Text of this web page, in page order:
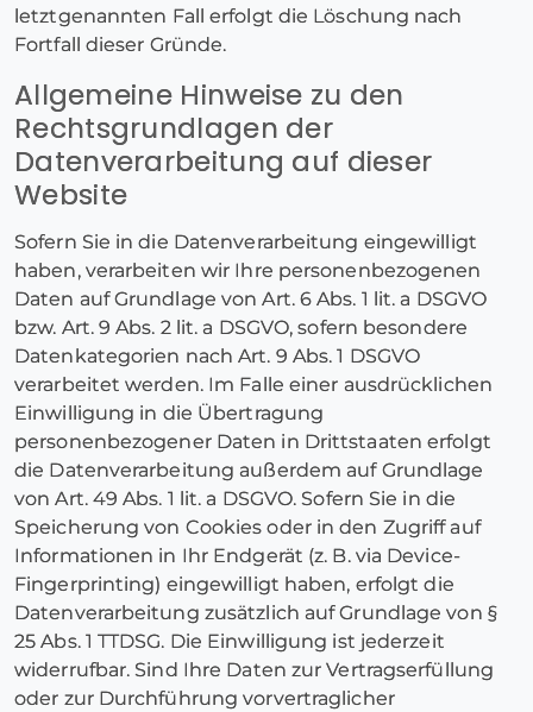
letztgenannten Fall erfolgt die Löschung nach
Fortfall dieser Gründe.
Allgemeine Hinweise zu den
Rechtsgrundlagen der
Datenverarbeitung auf dieser
Website
Sofern Sie in die Datenverarbeitung eingewilligt
haben, verarbeiten wir Ihre personenbezogenen
Daten auf Grundlage von Art. 6 Abs. 1 lit. a DSGVO
bzw. Art. 9 Abs. 2 lit. a DSGVO, sofern besondere
Datenkategorien nach Art. 9 Abs. 1 DSGVO
verarbeitet werden. Im Falle einer ausdrücklichen
Einwilligung in die Übertragung
personenbezogener Daten in Drittstaaten erfolgt
die Datenverarbeitung außerdem auf Grundlage
von Art. 49 Abs. 1 lit. a DSGVO. Sofern Sie in die
Speicherung von Cookies oder in den Zugriff auf
Informationen in Ihr Endgerät (z. B. via Device-
Fingerprinting) eingewilligt haben, erfolgt die
Datenverarbeitung zusätzlich auf Grundlage von §
25 Abs. 1 TTDSG. Die Einwilligung ist jederzeit
widerrufbar. Sind Ihre Daten zur Vertragserfüllung
oder zur Durchführung vorvertraglicher